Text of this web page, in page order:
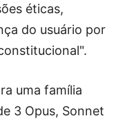
éticas,
do usuário por
uma família
3 Opus, Sonnet